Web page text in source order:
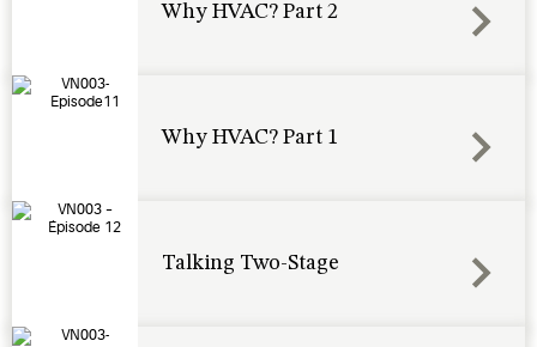
Why HVAC? Part 2
Why HVAC? Part 1
Talking Two-Stage